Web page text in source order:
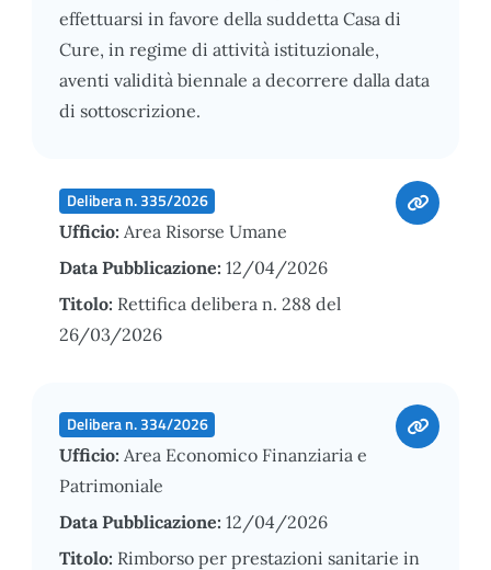
effettuarsi in favore della suddetta Casa di
Cure, in regime di attività istituzionale,
aventi validità biennale a decorrere dalla data
di sottoscrizione.
Delibera n. 335/2026
Ufficio: Area Risorse Umane
Data Pubblicazione: 12/04/2026
Titolo: Rettifica delibera n. 288 del
26/03/2026
Delibera n. 334/2026
Ufficio: Area Economico Finanziaria e
Patrimoniale
Data Pubblicazione: 12/04/2026
Titolo: Rimborso per prestazioni sanitarie in